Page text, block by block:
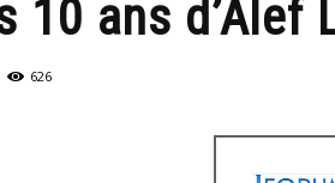
10 ans d’Alef
626